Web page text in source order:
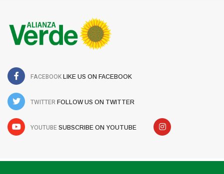
FACEBOOK LIKE US ON FACEBOOK
TWITTER FOLLOW US ON TWITTER
YOUTUBE SUBSCRIBE ON YOUTUBE